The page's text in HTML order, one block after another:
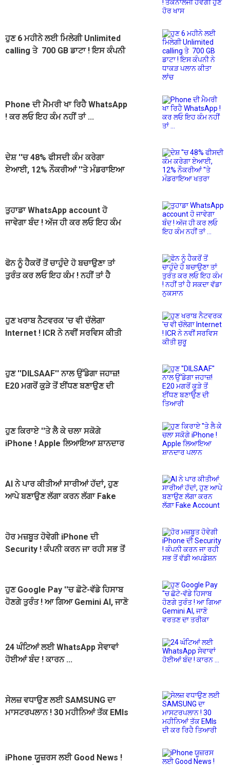
ਹੁਣ 6 ਮਹੀਨੇ ਲਈ ਮਿਲੇਗੀ Unlimited
calling ਤੇ 700 GB ਡਾਟਾ ! ਇਸ ਕੰਪਨੀ
Phone ਦੀ ਮੈਮਰੀ ਖਾ ਰਿਹੈ WhatsApp
! ਕਰ ਲਓ ਇਹ ਕੰਮ ਨਹੀਂ ਤਾਂ ...
ਦੇਸ਼ ''ਚ 48% ਫੀਸਦੀ ਕੰਮ ਕਰੇਗਾ
ਏਆਈ, 12% ਨੌਕਰੀਆਂ ''ਤੇ ਮੰਡਰਾਇਆ
ਤੁਹਾਡਾ WhatsApp account ਹੋ
ਜਾਵੇਗਾ ਬੰਦ ! ਅੱਜ ਹੀ ਕਰ ਲਓ ਇਹ ਕੰਮ
ਫੋਨ ਨੂੰ ਹੈਕਰੋਂ ਤੋਂ ਚਾਹੁੰਦੇ ਹੋ ਬਚਾਉਣਾ ਤਾਂ
ਤੁਰੰਤ ਕਰ ਲਓ ਇਹ ਕੰਮ ! ਨਹੀਂ ਤਾਂ ਹੈ
ਹੁਣ ਖਰਾਬ ਨੈਟਵਰਕ 'ਚ ਵੀ ਚੱਲੇਗਾ
Internet ! ICR ਨੇ ਨਵੀਂ ਸਰਵਿਸ ਕੀਤੀ
ਹੁਣ ''DILSAAF'' ਨਾਲ ਉੱਡੇਗਾ ਜਹਾਜ਼!
E20 ਮਗਰੋਂ ਕੂੜੇ ਤੋਂ ਈਂਧਣ ਬਣਾਉਣ ਦੀ
ਹੁਣ ਕਿਰਾਏ ''ਤੇ ਲੈ ਕੇ ਚਲਾ ਸਕੋਗੇ
iPhone ! Apple ਲਿਆਇਆ ਸ਼ਾਨਦਾਰ
AI ਨੇ ਪਾਰ ਕੀਤੀਆਂ ਸਾਰੀਆਂ ਹੱਦਾਂ, ਹੁਣ
ਆਪੇ ਬਣਾਉਣ ਲੱਗਾ ਕਰਨ ਲੱਗਾ Fake
ਹੋਰ ਮਜ਼ਬੂਤ ਹੋਵੇਗੀ iPhone ਦੀ
Security ! ਕੰਪਨੀ ਕਰਨ ਜਾ ਰਹੀ ਸਭ ਤੋਂ
ਹੁਣ Google Pay ''ਚ ਛੋਟੇ-ਵੱਡੇ ਹਿਸਾਬ
ਹੋਣਗੇ ਤੁਰੰਤ ! ਆ ਗਿਆ Gemini AI, ਜਾਣੋ
24 ਘੰਟਿਆਂ ਲਈ WhatsApp ਸੇਵਾਵਾਂ
ਹੋਈਆਂ ਬੰਦ ! ਕਾਰਨ ...
ਸੇਲਜ਼ ਵਧਾਉਣ ਲਈ SAMSUNG ਦਾ
ਮਾਸਟਰਪਲਾਨ ! 30 ਮਹੀਨਿਆਂ ਤੱਕ EMIs
iPhone ਯੂਜ਼ਰਸ ਲਈ Good News !